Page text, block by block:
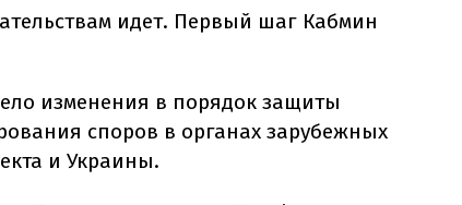
идет. Первый шаг Кабмин
изменения в порядок защиты
споров в органах зарубежных
и Украины.